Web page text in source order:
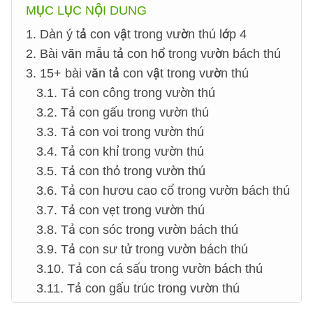
MỤC LỤC NỘI DUNG
1. Dàn ý tả con vật trong vườn thú lớp 4
2. Bài văn mẫu tả con hổ trong vườn bách thú
3. 15+ bài văn tả con vật trong vườn thú
3.1. Tả con công trong vườn thú
3.2. Tả con gấu trong vườn thú
3.3. Tả con voi trong vườn thú
3.4. Tả con khỉ trong vườn thú
3.5. Tả con thỏ trong vườn thú
3.6. Tả con hươu cao cổ trong vườn bách thú
3.7. Tả con vẹt trong vườn thú
3.8. Tả con sóc trong vườn bách thú
3.9. Tả con sư tử trong vườn bách thú
3.10. Tả con cá sấu trong vườn bách thú
3.11. Tả con gấu trúc trong vườn thú